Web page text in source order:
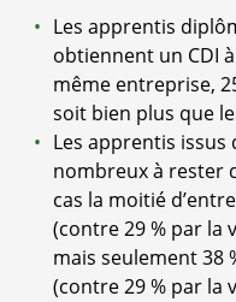
Les apprentis
obtiennent un CDI
même entreprise,
soit bien plus que
Les apprentis
nombreux à rester
cas la moitié
(contre 29 % par la
mais seulement 38
(contre 29 % par la